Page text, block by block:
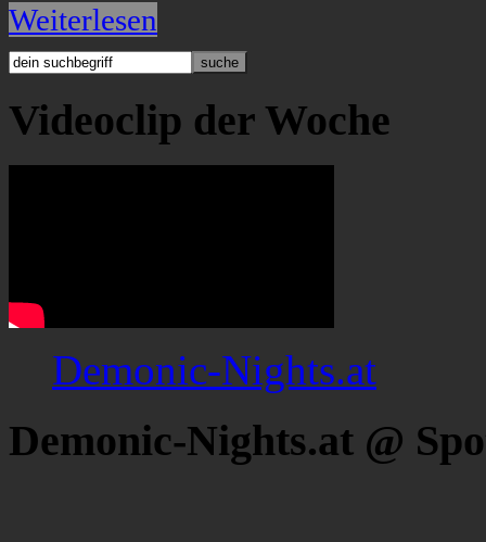
Weiterlesen
Videoclip der Woche
Demonic-Nights.at
Demonic-Nights.at @